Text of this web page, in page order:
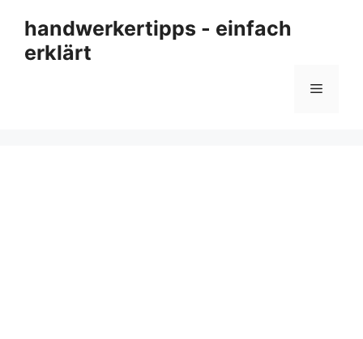
Inhalt
springen
handwerkertipps - einfach
erklärt
Menü